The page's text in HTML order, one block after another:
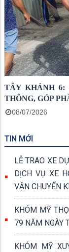
TÂY KHÁNH 6:
THÔNG, GÓP
08/07/2026
TIN MỚI
LỄ TRAO XE
DỊCH VỤ XE
VẬN CHUYỂN
KHÓM MỸ
79 NĂM NGÀY
KHÓM MỸ